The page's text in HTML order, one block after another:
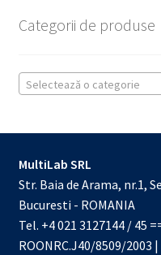
Categorii de produse
Selectează o categorie
MultiLab SRL
Str. Baia de Arama, nr.1,
Bucuresti - ROMANIA
Tel. +4 021 3127144 / 45
ROONRC.J40/8509/2003